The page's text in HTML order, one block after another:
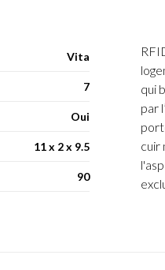
Vita
7
Oui
11 x 2 x 9.5
90
qui
par
cuir